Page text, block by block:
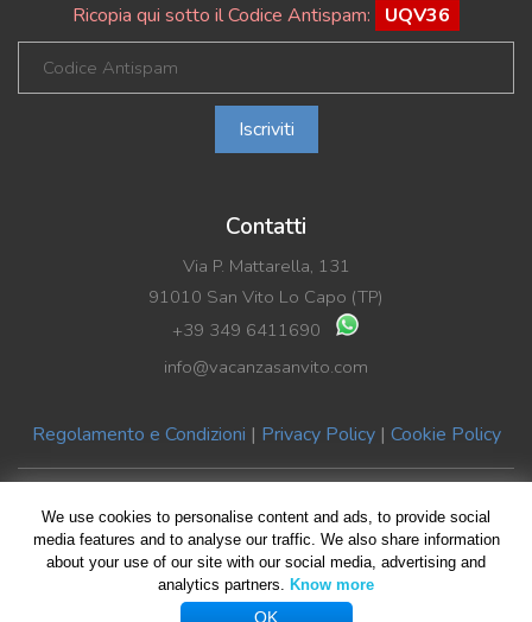
Ricopia qui sotto il Codice Antispam: UQV36
Iscriviti
Contatti
Via P. Mattarella, 131
91010 San Vito Lo Capo (TP)
+39 349 6411690
info@vacanzasanvito.com
Regolamento e Condizioni | Privacy Policy | Cookie Policy
© Copyright 2019 Vacanza SanVito di Benedetto La Rocca | P.Iva
02489590816
All rights reserved | Design byGiovanni Giliberti| Foto HomePage
Giuseppe Violante
We use cookies to personalise content and ads, to provide social
media features and to analyse our traffic. We also share information
about your use of our site with our social media, advertising and
analytics partners. Know more
OK